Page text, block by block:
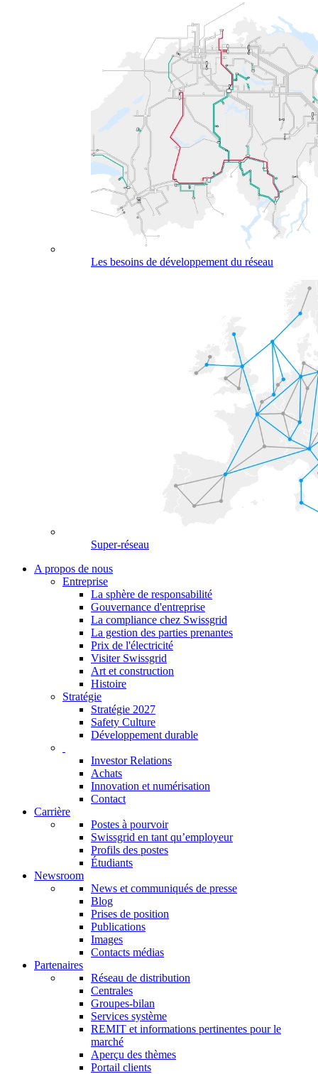
Les besoins de développement du réseau
Super-réseau
A propos de nous
Entreprise
La sphère de responsabilité
Gouvernance d'entreprise
La compliance chez Swissgrid
La gestion des parties prenantes
Prix de l'électricité
Visiter Swissgrid
Art et construction
Histoire
Stratégie
Stratégie 2027
Safety Culture
Développement durable
Investor Relations
Achats
Innovation et numérisation
Contact
Carrière
Postes à pourvoir
Swissgrid en tant qu’employeur
Profils des postes
Étudiants
Newsroom
News et communiqués de presse
Blog
Prises de position
Publications
Images
Contacts médias
Partenaires
Réseau de distribution
Centrales
Groupes-bilan
Services système
REMIT et informations pertinentes pour le
marché
Aperçu des thèmes
Portail clients